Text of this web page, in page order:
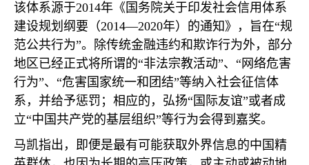
该体系源于2014年《国务院关于印发社会信用体系
建设规划纲要（2014—2020年）的通知》，旨在“规
范公共行为”。除传统金融违约和欺诈行为外，部分
地区已经正式将所谓的“非法宗教活动”、“网络危害
行为”、“危害国家统一和团结”等纳入社会征信体
系，并给予惩罚；相应的，弘扬“国际友谊”或者成
立“中国共产党的基层组织”等行为会得到嘉奖。
马凯指出，即便是最有可能获取外界信息的中国精